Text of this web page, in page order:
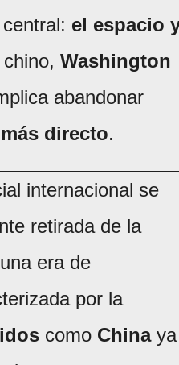
el espacio
Washington
abandonar
directo.
internacional se
retirada de la
era de
por la
como Chinaya